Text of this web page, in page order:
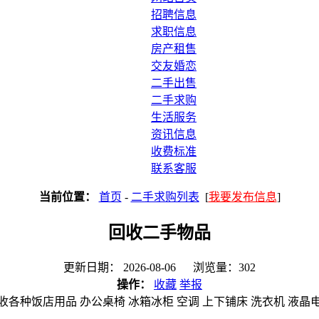
招聘信息
求职信息
房产租售
交友婚恋
二手出售
二手求购
生活服务
资讯信息
收费标准
联系客服
当前位置： 首页 - 二手求购列表 [我要发布信息]
回收二手物品
更新日期： 2026-08-06 浏览量：302
操作：
收藏 举报
各种饭店用品 办公桌椅 冰箱冰柜 空调 上下铺床 洗衣机 液晶